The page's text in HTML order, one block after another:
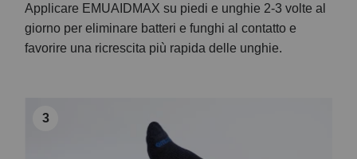
Applicare EMUAIDMAX su piedi e unghie 2-3 volte al
giorno per eliminare batteri e funghi al contatto e
favorire una ricrescita più rapida delle unghie.
3